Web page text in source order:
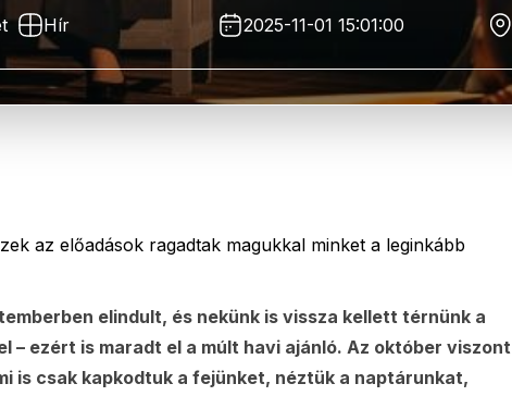
Hír 2025-11-01 15:01:00
az előadások ragadtak magukkal minket a leginkább
elindult, és nekünk is vissza kellett térnünk a
ezért is maradt el a múlt havi ajánló. Az október viszont
is csak kapkodtuk a fejünket, néztük a naptárunkat,